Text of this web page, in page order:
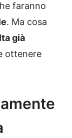
faranno
. Ma cosa
già
ottenere